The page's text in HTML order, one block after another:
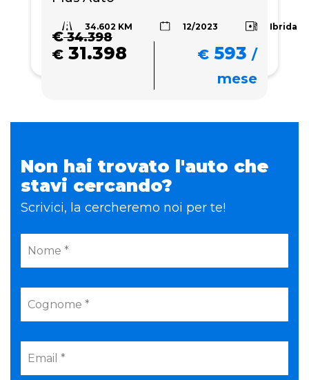
34.602 KM 12/2023 Ibrida
€34.398
€ 31.398 € 593 /
mese
Non hai trovato l'auto che
stavi cercando?
Scrivici, la cercheremo noi per te!